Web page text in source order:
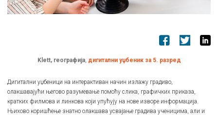
Klett, географија, дигитални уџбеник за 5. разред
Дигитални уџбеници на интерактиван начин излажу градиво,
олакшавајући његово разумевање помоћу слика, графичких приказа,
кратких филмова и линкова који упућују на нове изворе информација.
Њихово коришћење знатно олакшава усвајање градива ученицима, али и